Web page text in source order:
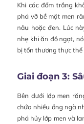
Khi các đốm trắng
phá vỡ bề mặt men
nâu hoặc đen. Lúc
nhẹ khi ăn đồ ngọt,
bị tổn thương thực thể
Giai đoạn 3:
Bên dưới lớp men
chứa nhiều ống ngà
phá hủy lớp men và